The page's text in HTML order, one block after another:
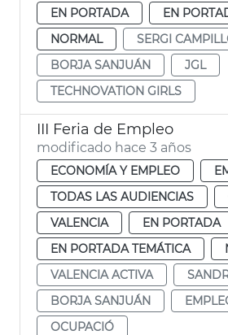
EN PORTADA
EN
NORMAL
SERGI
BORJA SANJUÁN
JGL
TECHNOVATION GIRLS
III Feria de Empleo
modificado hace 3 años
ECONOMÍA Y EMPLEO
TODAS LAS AUDIENCIAS
VALENCIA
EN PORTADA
EN PORTADA TEMÁTICA
VALENCIA ACTIVA
BORJA SANJUÁN
OCUPACIÓ